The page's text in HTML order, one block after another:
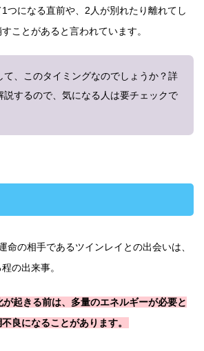
つになる直前や、2人が別れたり離れてし
ことがあると言われています。
て、このタイミングなのでしょうか？詳
説するので、気になる人は要チェックで
命の相手であるツインレイとの出会いは、
の出来事。
起きる前は、多量のエネルギーが必要と
良になることがあります。